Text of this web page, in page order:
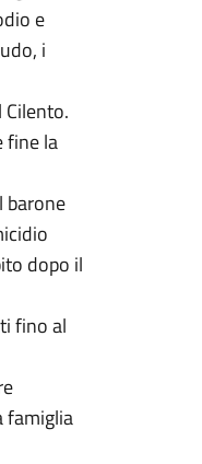
e
i
fine la
barone
dopo il
fino al
famiglia